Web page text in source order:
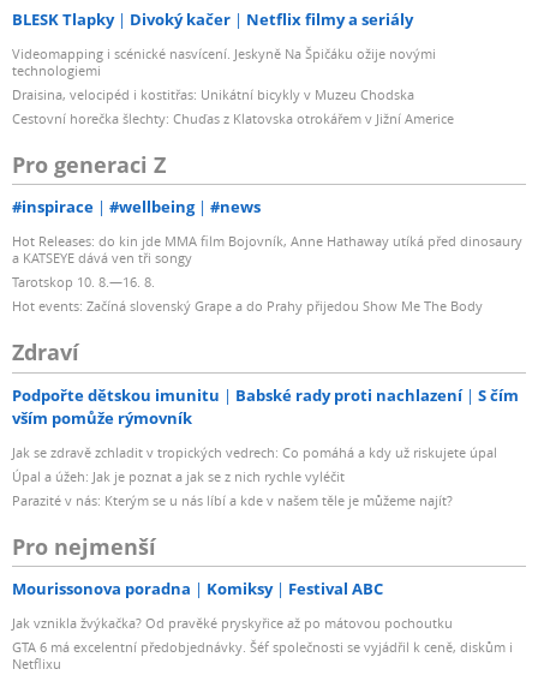
BLESK Tlapky Divoký kačer Netflix filmy a seriály
Videomapping i scénické nasvícení. Jeskyně Na Špičáku ožije novými
technologiemi
Draisina, velocipéd i kostitřas: Unikátní bicykly v Muzeu Chodska
Cestovní horečka šlechty: Chuďas z Klatovska otrokářem v Jižní Americe
Pro generaci Z
#inspirace #wellbeing #news
Hot Releases: do kin jde MMA film Bojovník, Anne Hathaway utíká před dinosaury
a KATSEYE dává ven tři songy
Tarotskop 10. 8.—16. 8.
Hot events: Začíná slovenský Grape a do Prahy přijedou Show Me The Body
Zdraví
Podpořte dětskou imunitu Babské rady proti nachlazení
S čím
vším pomůže rýmovník
Jak se zdravě zchladit v tropických vedrech: Co pomáhá a kdy už riskujete úpal
Úpal a úžeh: Jak je poznat a jak se z nich rychle vyléčit
Parazité v nás: Kterým se u nás líbí a kde v našem těle je můžeme najít?
Pro nejmenší
Mourissonova poradna Komiksy Festival ABC
Jak vznikla žvýkačka? Od pravěké pryskyřice až po mátovou pochoutku
GTA 6 má excelentní předobjednávky. Šéf společnosti se vyjádřil k ceně, diskům i
Netflixu